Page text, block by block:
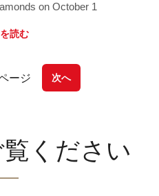
on October 1
読む
ージ 次へ
ください